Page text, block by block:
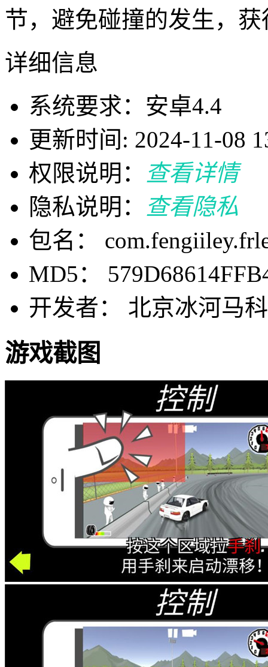
节，避免碰撞的发生，
详细信息
系统要求：安卓4.4
更新时间: 2024-11-08
权限说明：
查看详情
隐私说明：
查看隐私
包名：
MD5：
开发者： 北京冰河马
游戏截图